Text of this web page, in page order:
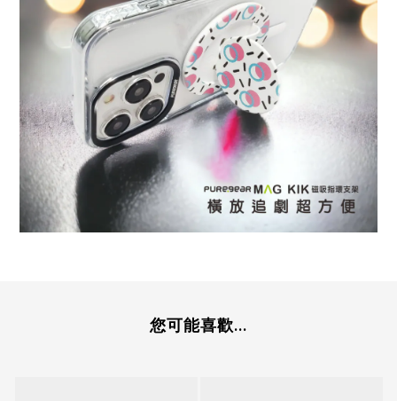
您可能喜歡...